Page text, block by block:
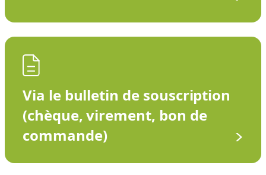
Via le bulletin de souscription
(chèque, virement, bon de
commande)